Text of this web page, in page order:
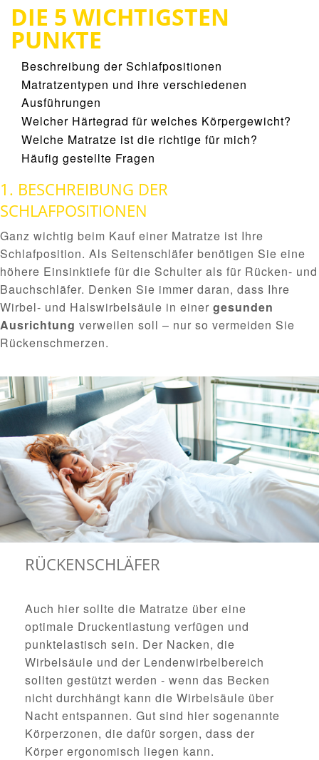
DIE 5 WICHTIGSTEN
PUNKTE
Beschreibung der Schlafpositionen
Matratzentypen und ihre verschiedenen
Ausführungen
Welcher Härtegrad für welches Körpergewicht?
Welche Matratze ist die richtige für mich?
Häufig gestellte Fragen
1. BESCHREIBUNG DER
SCHLAFPOSITIONEN
Ganz wichtig beim Kauf einer Matratze ist Ihre
Schlafposition. Als Seitenschläfer benötigen Sie eine
höhere Einsinktiefe für die Schulter als für Rücken- und
Bauchschläfer. Denken Sie immer daran, dass Ihre
Wirbel- und Halswirbelsäule in einer gesunden
Ausrichtung verweilen soll – nur so vermeiden Sie
Rückenschmerzen.
RÜCKENSCHLÄFER
Auch hier sollte die Matratze über eine
optimale Druckentlastung verfügen und
punktelastisch sein. Der Nacken, die
Wirbelsäule und der Lendenwirbelbereich
sollten gestützt werden - wenn das Becken
nicht durchhängt kann die Wirbelsäule über
Nacht entspannen. Gut sind hier sogenannte
Körperzonen, die dafür sorgen, dass der
Körper ergonomisch liegen kann.